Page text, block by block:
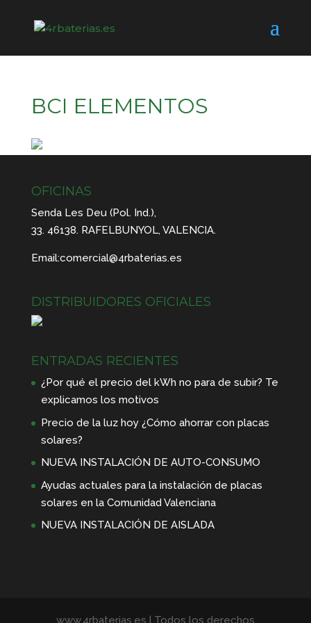
BCI ELEMENTOS
OFICINAS
Senda Les Deu (Pol. Ind.),
33. 46138. RAFELBUNYOL, VALENCIA.
Email:comercial@4rbaterias.es
DISTRIBUIDORES OFICIALES
ENTRADAS RECIENTES
¿Por qué el precio del kWh no para de subir? Te
explicamos los motivos
Precio de la luz hoy ¿Cómo ahorrar con placas
solares?
NUEVA INSTALACIÓN DE AUTO-CONSUMO
Ayudas actuales para la instalación de placas
solares en la Comunidad Valenciana
NUEVA INSTALACIÓN DE AISLADA
www.4rbaterias.es | Todos los derechos